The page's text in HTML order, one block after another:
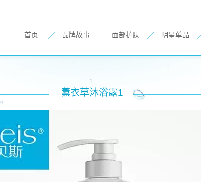
首页 品牌故事 面部护肤 明星单品
1
薰衣草沐浴露1